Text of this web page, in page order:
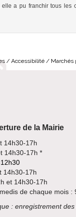
a pu franchir tous
Accessibilité Marchés
de la Mairie
14h30-17h
14h30-17h *
14h30-17h
et 14h30-17h
de chaque mois :
: enregistrement